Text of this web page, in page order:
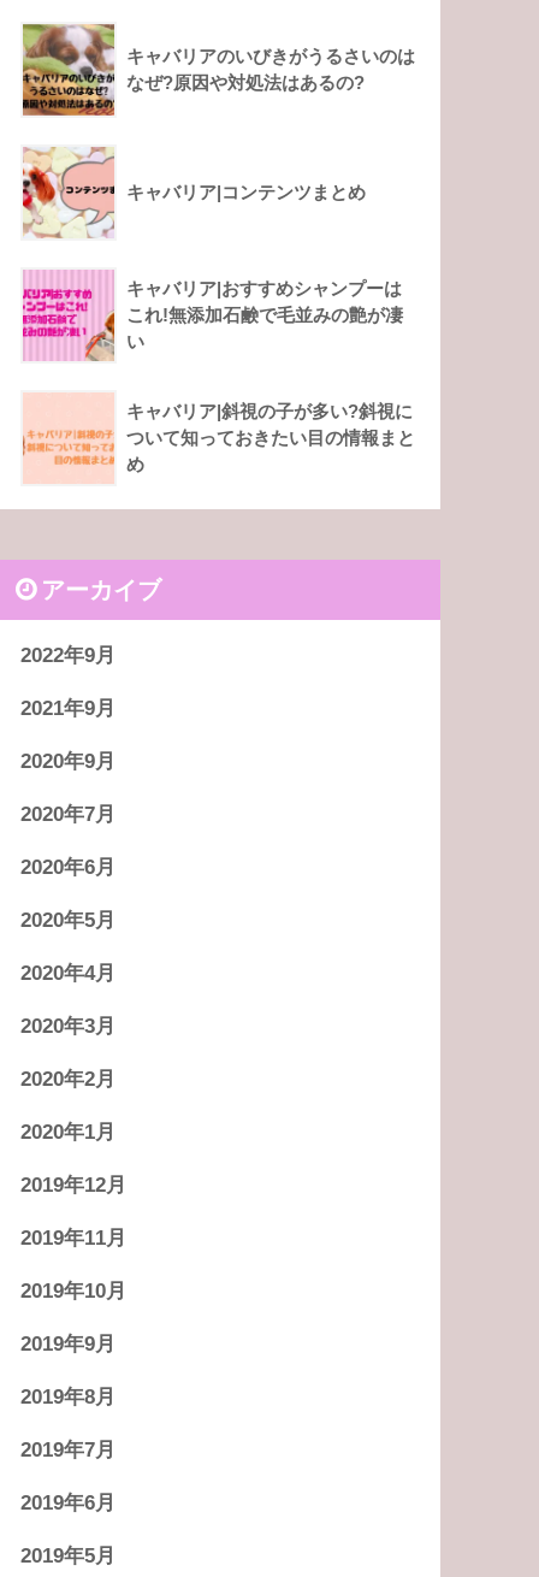
キャバリアのいびきがうるさいのは
なぜ?原因や対処法はあるの?
キャバリア|コンテンツまとめ
キャバリア|おすすめシャンプーは
これ!無添加石鹸で毛並みの艶が凄
い
キャバリア|斜視の子が多い?斜視に
ついて知っておきたい目の情報まと
め
アーカイブ
2022年9月
2021年9月
2020年9月
2020年7月
2020年6月
2020年5月
2020年4月
2020年3月
2020年2月
2020年1月
2019年12月
2019年11月
2019年10月
2019年9月
2019年8月
2019年7月
2019年6月
2019年5月